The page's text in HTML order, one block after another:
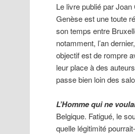
Le livre publié par
Genèse est une toute
son temps entre
notamment, l’an
objectif est de rompre
leur place à des
passe bien loin des
L’Homme qui ne
Belgique. Fatigué, le
quelle légitimité